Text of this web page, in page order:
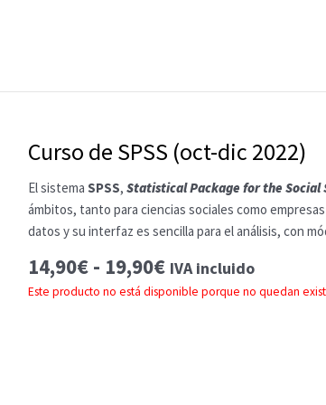
Curso de SPSS (oct-dic 2022)
El sistemaSPSS,Statistical Package for the Social
ámbitos, tanto para ciencias sociales como
datos y su interfaz es sencilla para el análisis, con
14,90€ - 19,90€Rango
de
IVA incluido
Este producto no está disponible porque no quedan